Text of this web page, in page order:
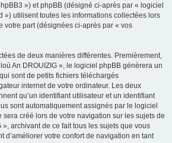
») et phpBB (désigné ci-après par « logiciel
») utilisent toutes les informations collectées lors
votre part (désignées ci-après par « vos
de deux manières différentes. Premièrement,
An DROUIZIG », le logiciel phpBB génèrera un
sont de petits fichiers téléchargés
internet de votre ordinateur. Les deux
qu’un identifiant utilisateur et un identifiant
sont automatiquement assignés par le logiciel
créé lors de votre navigation sur les sujets de
», archivant de ce fait tous les sujets que vous
d’améliorer votre confort de navigation en tant